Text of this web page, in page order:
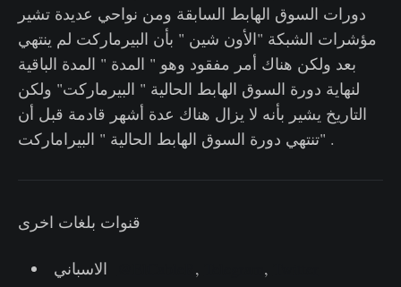
دورات السوق الهابط السابقة ومن نواحي عديدة تشير
مؤشرات الشبكة "الأون شين " بأن البيرماركت لم ينتهي
بعد ولكن هناك أمر مفقود وهو " المدة " المدة الباقية
لنهاية دورة السوق الهابط الحالية " البيرماركت" ولكن
التاريخ يشير بأنه لا يزال هناك عدة أشهر قادمة قبل أن
تنتهي دورة السوق الهابط الحالية " البيراماركت" .
قنوات بلغات اخرى
, ,